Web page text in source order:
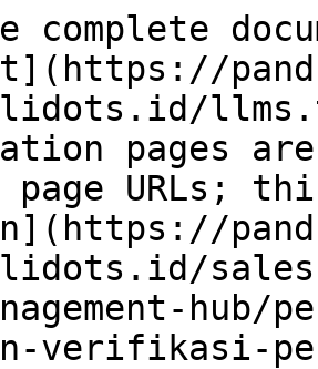
complete
pages
page URLs;
hub/
verifikasi-